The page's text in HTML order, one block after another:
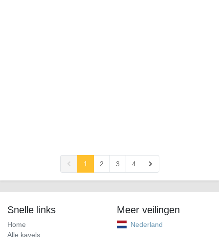
1 2 3 4
Snelle links
Home
Alle kavels
Meer veilingen
Nederland